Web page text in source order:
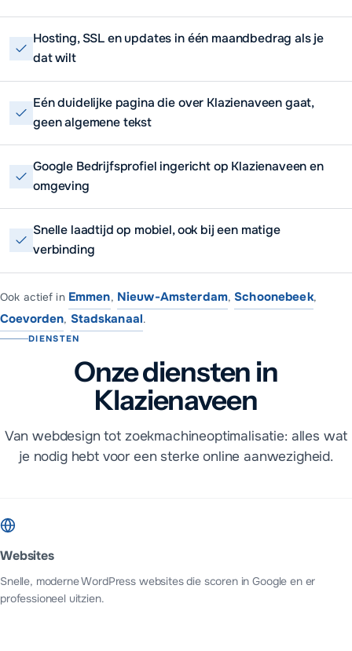
Hosting, SSL en updates in één maandbedrag als je
dat wilt
Eén duidelijke pagina die over Klazienaveen gaat,
geen algemene tekst
Google Bedrijfsprofiel ingericht op Klazienaveen en
omgeving
Snelle laadtijd op mobiel, ook bij een matige
verbinding
Ook actief in Emmen, Nieuw-Amsterdam,Schoonebeek,
Coevorden, Stadskanaal.
DIENSTEN
Onze diensten in
Klazienaveen
Van webdesign tot zoekmachineoptimalisatie: alles wat
je nodig hebt voor een sterke online aanwezigheid.
Websites
Snelle, moderne WordPress websites die scoren in Google en er
professioneel uitzien.